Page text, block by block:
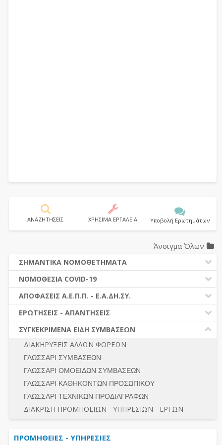
ΑΝΑΖΗΤΗΣΕΙΣ ΧΡΗΣΙΜΑ ΕΡΓΑΛΕΙΑ Υποβολή Ερωτημάτων
Άνοιγμα Όλων
ΣΗΜΑΝΤΙΚΑ ΝΟΜΟΘΕΤΗΜΑΤΑ
ΔΗΜΟΣΙΕΣ ΣΥΜΒΑΣΕΙΣ (Ν. 4412/2016)
ΔΗΜΟΤΙΚΟΣ ΚΩΔΙΚΑΣ (Ν.3463/2006)
ΚΑΛΛΙΚΡΑΤΗΣ (Ν.3852/2010)
ΝΟΜΟΘΕΣΙΑ - ΝΟΜΟΛΟΓΙΑ (ΣΥΝΟΛΟ)
ΝΟΜΟΘΕΣΙΑ COVID-19
ΝΟΜΟΘΕΣΙΑ - ΝΟΜΟΛΟΓΙΑ COVID -19
ΕΡΩΤΗΣΕΙΣ - ΑΠΑΝΤΗΣΕΙΣ
ΑΠΟΦΑΣΕΙΣ Α.Ε.Π.Π. - Ε.Α.ΔΗ.ΣΥ.
ΠΡΟΔΙΚΑΣΤΙΚΗ ΠΡΟΣΦΥΓΗ
ΓΕΝΙΚΟΙ ΚΑΝΟΝΕΣ
ΔΙΚΑΙΟΥΜΕΝΟΙ ΣΥΜΜΕΤΟΧΗΣ
ΠΡΟΣΦΟΡΕΣ – ΔΙΚΑΙΟΛΟΓΗΤΙΚΑ ΣΥΜΜΕΤΟΧΗΣ
ΔΙΕΞΑΓΩΓΗ ΔΙΑΔΙΚΑΣΙΑΣ
ΕΣΗΔΗΣ – ΚΗΜΔΗΣ
ΠΕΡΙΛΗΨΕΙΣ ΑΠΟΦΑΣΕΩΝ Α.Ε.Π.Π. - Ε.Α.ΔΗ.ΣΥ.
ΣΥΝΟΛΟ
ΕΡΩΤΗΣΕΙΣ - ΑΠΑΝΤΗΣΕΙΣ
Ν. 4782/2021 - ΤΡΟΠΟΠΟΙΗΣΗ 4412/2016
ΔΙΕΞΑΓΩΓΗ ΔΙΑΔΙΚΑΣΙΑΣ
ΔΙΑΔΙΚΑΣΙΕΣ ΑΝΑΘΕΣΗΣ
ΓΕΝΙΚΟΙ ΚΑΝΟΝΕΣ
ΠΡΟΕΤΟΙΜΑΣΙΑ - ΔΗΜΟΣΙΟΤΗΤΑ
ΛΟΓΟΙ ΑΠΟΚΛΕΙΣΜΟΥ-ΔΙΚΑΙΟΥΜΕΝΟΙ ΣΥΜΜΕΤΟΧΗΣ
ΠΡΟΣΦΟΡΕΣ - ΔΙΚΑΙΟΛΟΓΗΤΙΚΑ ΣΥΜΜΕΤΟΧΗΣ
ΣΥΓΚΕΚΡΙΜΕΝΑ ΕΙΔΗ ΣΥΜΒΑΣΕΩΝ
ΔΙΑΚΗΡΥΞΕΙΣ ΑΛΛΩΝ ΦΟΡΕΩΝ
ΓΛΩΣΣΑΡΙ ΣΥΜΒΑΣΕΩΝ
ΓΛΩΣΣΑΡΙ ΟΜΟΕΙΔΩΝ ΣΥΜΒΑΣΕΩΝ
ΓΛΩΣΣΑΡΙ ΚΑΘΗΚΟΝΤΩΝ ΠΡΟΣΩΠΙΚΟΥ
ΓΛΩΣΣΑΡΙ ΤΕΧΝΙΚΩΝ ΠΡΟΔΙΑΓΡΑΦΩΝ
ΔΙΑΚΡΙΣΗ ΠΡΟΜΗΘΕΙΩΝ - ΥΠΗΡΕΣΙΩΝ - ΕΡΓΩΝ
ΠΡΟΜΗΘΕΙΕΣ - ΥΠΗΡΕΣΙΕΣ